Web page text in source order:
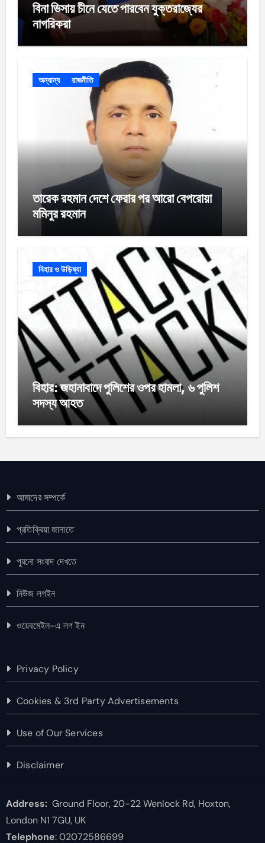
বিনা ভিসায় চীনে যেতে পারবেন যুক্তরাজ্যের
নাগরিকরা
অন্যান্য রাজনীতি
তারেক রহমান দেশে ফেরার পর আরো বেপরোয়া
মমিনুর রহমান
বিহার ও উড়িষ্যা
বিহার: জহানাবাদে পুলিশের ওপর হামলা, ৬ পুলিশ
সদস্য আহত
আমাদের সম্পর্কে
প্রতিক্রিয়া জানাতে
পুরনো সংবাদ দেখতে
নিউজ লগইন
ওয়েবমেইল-এ লগ ইন
Privacy Policy
Cookies & 3rd Party Advertisements
Use of Our Services
Disclaimer
Address:Ground Floor, 20-22 Wenlock Rd, Hoxton,
London N1 7GU, UK
Telephone: 02072586699